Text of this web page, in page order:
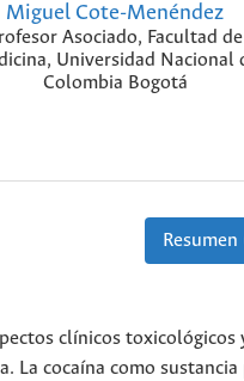
Miguel Cote-Menéndez
Asociado, Facultad de
Universidad Nacional
Colombia Bogotá
Resumen
clínicos toxicológicos
La cocaína como